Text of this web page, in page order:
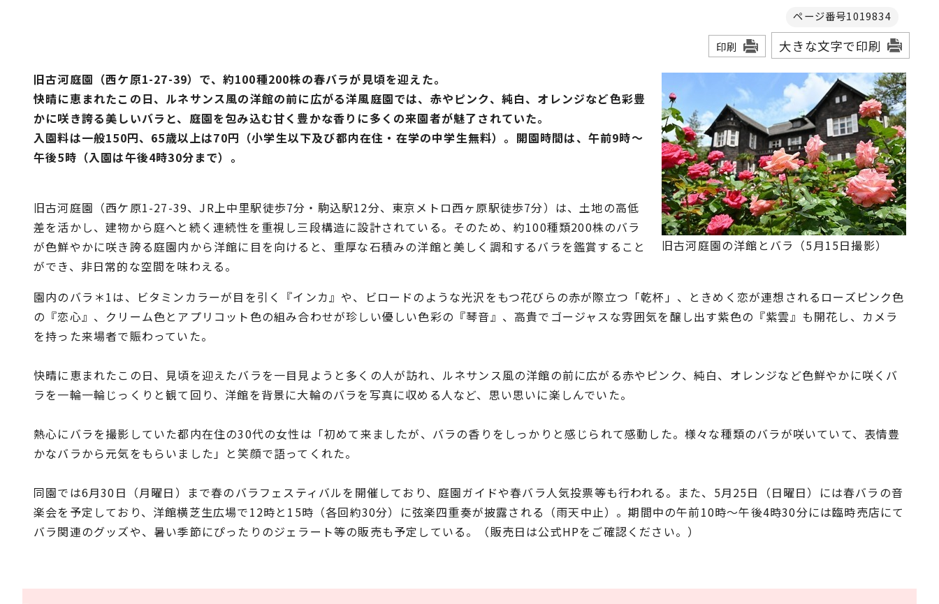
ページ番号1019834
印刷 大きな文字で印刷
旧古河庭園の洋館とバラ（5月15日撮影）
旧古河庭園（西ケ原1-27-39）で、約100種200株の春バラが見頃を迎えた。
快晴に恵まれたこの日、ルネサンス風の洋館の前に広がる洋風庭園では、赤やピンク、純白、オレンジなど色彩豊
かに咲き誇る美しいバラと、庭園を包み込む甘く豊かな香りに多くの来園者が魅了されていた。
入園料は一般150円、65歳以上は70円（小学生以下及び都内在住・在学の中学生無料）。開園時間は、午前9時～
午後5時（入園は午後4時30分まで）。
旧古河庭園（西ケ原1-27-39、JR上中里駅徒歩7分・駒込駅12分、東京メトロ西ヶ原駅徒歩7分）は、土地の高低
差を活かし、建物から庭へと続く連続性を重視し三段構造に設計されている。そのため、約100種類200株のバラ
が色鮮やかに咲き誇る庭園内から洋館に目を向けると、重厚な石積みの洋館と美しく調和するバラを鑑賞すること
ができ、非日常的な空間を味わえる。
園内のバラ＊1は、ビタミンカラーが目を引く『インカ』や、ビロードのような光沢をもつ花びらの赤が際立つ「乾杯」、ときめく恋が連想されるローズピンク色
の『恋心』、クリーム色とアプリコット色の組み合わせが珍しい優しい色彩の『琴音』、高貴でゴージャスな雰囲気を醸し出す紫色の『紫雲』も開花し、カメラ
を持った来場者で賑わっていた。
快晴に恵まれたこの日、見頃を迎えたバラを一目見ようと多くの人が訪れ、ルネサンス風の洋館の前に広がる赤やピンク、純白、オレンジなど色鮮やかに咲くバ
ラを一輪一輪じっくりと観て回り、洋館を背景に大輪のバラを写真に収める人など、思い思いに楽しんでいた。
熱心にバラを撮影していた都内在住の30代の女性は「初めて来ましたが、バラの香りをしっかりと感じられて感動した。様々な種類のバラが咲いていて、表情豊
かなバラから元気をもらいました」と笑顔で語ってくれた。
同園では6月30日（月曜日）まで春のバラフェスティバルを開催しており、庭園ガイドや春バラ人気投票等も行われる。また、5月25日（日曜日）には春バラの音
楽会を予定しており、洋館横芝生広場で12時と15時（各回約30分）に弦楽四重奏が披露される（雨天中止）。期間中の午前10時～午後4時30分には臨時売店にて
バラ関連のグッズや、暑い季節にぴったりのジェラート等の販売も予定している。（販売日は公式HPをご確認ください。）